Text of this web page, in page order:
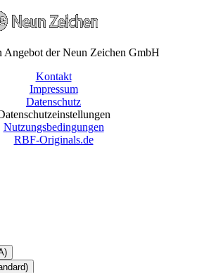
Angebot der Neun Zeichen GmbH
Kontakt
Impressum
Datenschutz
Nutzungsbedingungen
RBF-Originals.de